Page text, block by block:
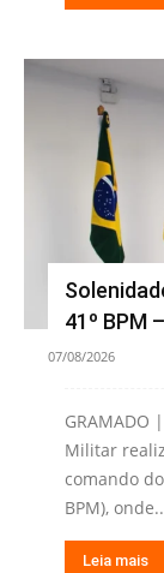
41º BPM
07/08/2026
GRAMADO
Militar
comando
BPM),
Leia mais